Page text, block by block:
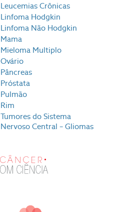
Leucemias Crônicas
Linfoma Hodgkin
Linfoma Não Hodgkin
Mama
Mieloma Multiplo
Ovário
Pâncreas
Próstata
Pulmão
Rim
Tumores do Sistema
Nervoso Central – Gliomas